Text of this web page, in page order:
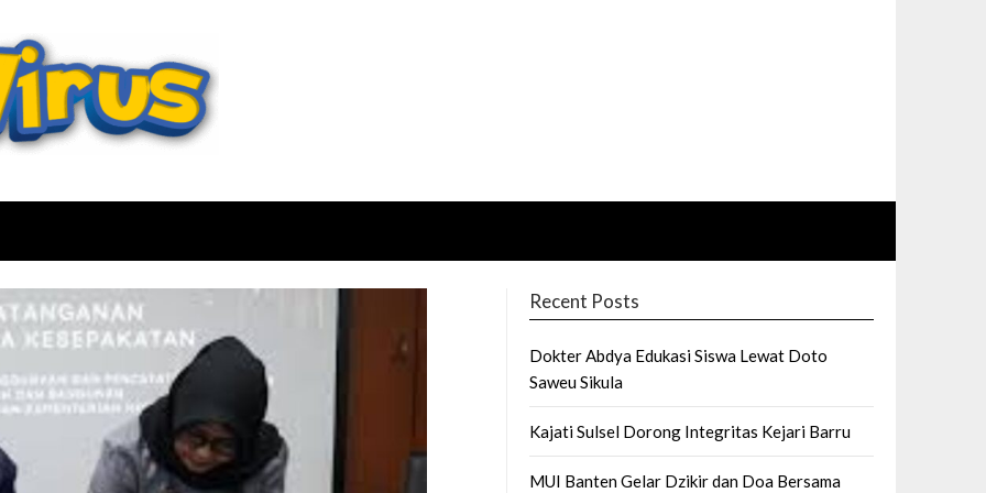
Recent Posts
Dokter Abdya Edukasi Siswa Lewat Doto
Saweu Sikula
Kajati Sulsel Dorong Integritas Kejari Barru
MUI Banten Gelar Dzikir dan Doa Bersama